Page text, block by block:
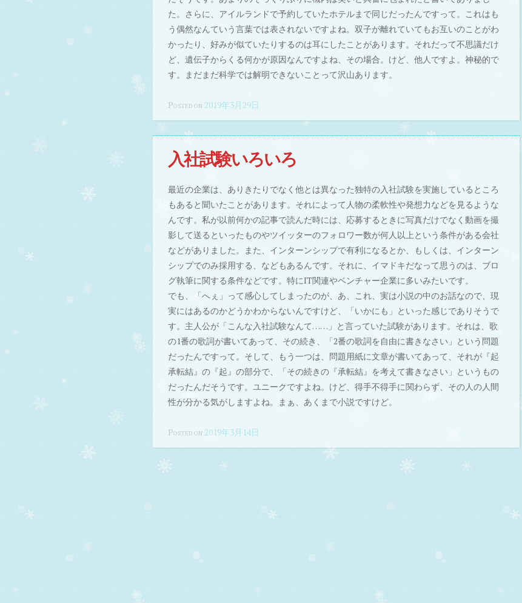
た。さらに、アイルランドで予約していたホテルまで同じだったんですって。これはも
う偶然なんていう言葉では表されないですよね。双子が離れていてもお互いのことがわ
かったり、好みが似ていたりするのは耳にしたことがあります。それだって不思議だけ
ど、遺伝子からくる何かが原因なんですよね、その場合。けど、他人ですよ。神秘的で
す。まだまだ科学では解明できないことって沢山あります。
Posted on 2019年3月29日
入社試験いろいろ
最近の企業は、ありきたりでなく他とは異なった独特の入社試験を実施しているところ
もあると聞いたことがあります。それによって人物の柔軟性や発想力などを見るような
んです。私が以前何かの記事で読んだ時には、応募するときに写真だけでなく動画を撮
影して送るといったものやツイッターのフォロワー数が何人以上という条件がある会社
などがありました。また、インターンシップで有利になるとか、もしくは、インターン
シップでのみ採用する、などもあるんです。それに、イマドキだなって思うのは、ブロ
グ執筆に関する条件などです。特にIT関連やベンチャー企業に多いみたいです。
でも、「へぇ」って感心してしまったのが、あ、これ、実は小説の中のお話なので、現
実にはあるのかどうかわからないんですけど、「いかにも」といった感じでありそうで
す。主人公が「こんな入社試験なんて……」と言っていた試験があります。それは、歌
の1番の歌詞が書いてあって、その続き、「2番の歌詞を自由に書きなさい」という問題
だったんですって。そして、もう一つは、問題用紙に文章が書いてあって、それが『起
承転結』の『起』の部分で、「その続きの『承転結』を考えて書きなさい」というもの
だったんだそうです。ユニークですよね。けど、得手不得手に関わらず、その人の人間
性が分かる気がしますよね。まぁ、あくまで小説ですけど。
Posted on 2019年3月14日